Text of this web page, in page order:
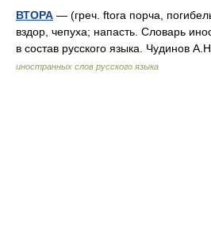
ВТОРА — (греч. ftora порча,
вздор, чепуха; напасть. Словарь
в состав русского языка. Чудинов
иностранных слов русского языка